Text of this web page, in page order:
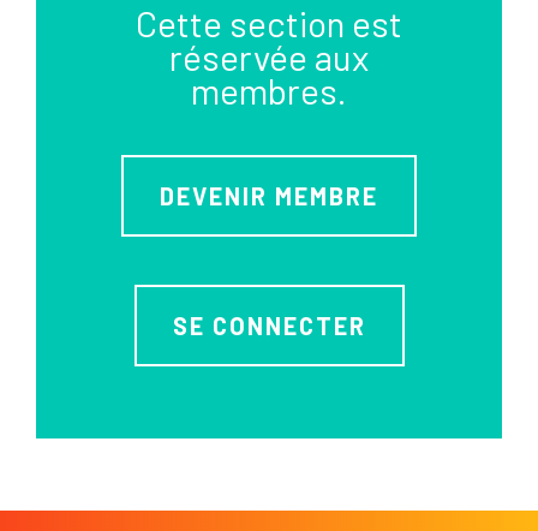
Cette section est
réservée aux
membres.
DEVENIR MEMBRE
SE CONNECTER